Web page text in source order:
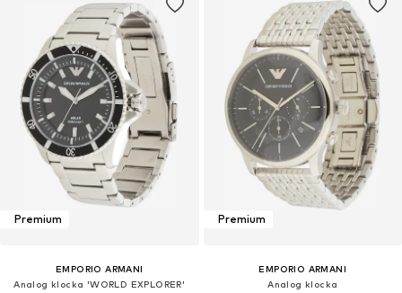
Premium
EMPORIO ARMANI
Analog klocka 'WORLD EXPLORER'
Premium
EMPORIO ARMANI
Analog klocka